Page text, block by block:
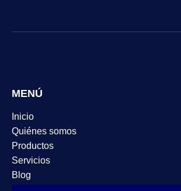
MENÚ
Inicio
Quiénes somos
Productos
Servicios
Blog